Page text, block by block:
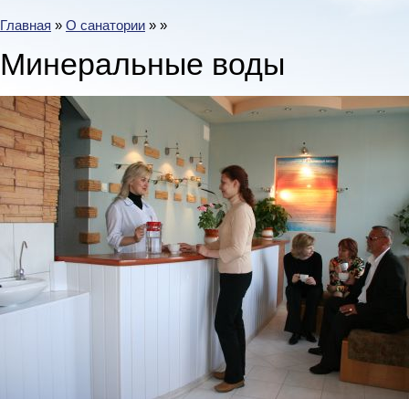
Главная » О санатории » »
Минеральные воды